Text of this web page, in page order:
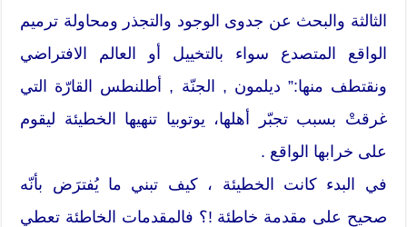
الثالثة والبحث عن جدوى الوجود والتجذر ومحاولة ترميم
الواقع المتصدع سواء بالتخييل أو العالم الافتراضي
ونقتطف منها:” ديلمون , الجنّة , أطلنطس القارّة التي
غرقتْ بسبب تجبّر أهلها، يوتوبيا تنهيها الخطيئة ليقوم
على خرابها الواقع .
في البدء كانت الخطيئة ، كيف تبني ما يُفترَض بأنّه
صحيح على مقدمة خاطئة !؟ فالمقدمات الخاطئة تعطي